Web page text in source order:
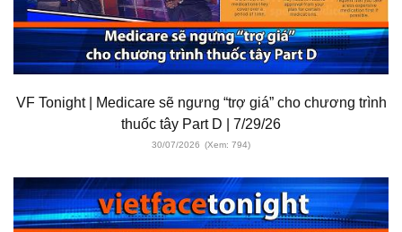
VF Tonight | Medicare sẽ ngưng “trợ giá” cho chương trình
thuốc tây Part D | 7/29/26
30/07/2026 (Xem: 794)